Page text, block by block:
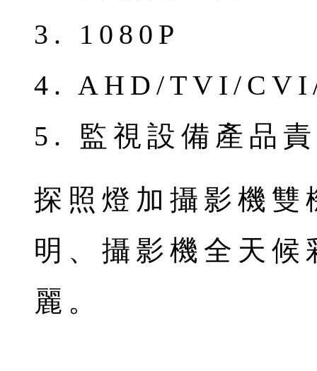
3. 1080P
4. AHD/TVI/
5. 監視設備產品
探照燈加攝影機
明、攝影機全天
麗。